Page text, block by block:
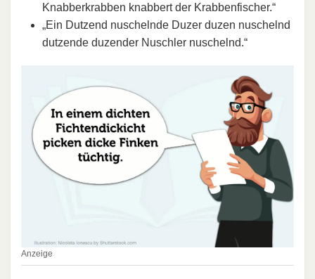
Knabberkrabben knabbert der Krabbenfischer.“
„Ein Dutzend nuschelnde Duzer duzen nuschelnd
dutzende duzender Nuschler nuschelnd.“
Anzeige